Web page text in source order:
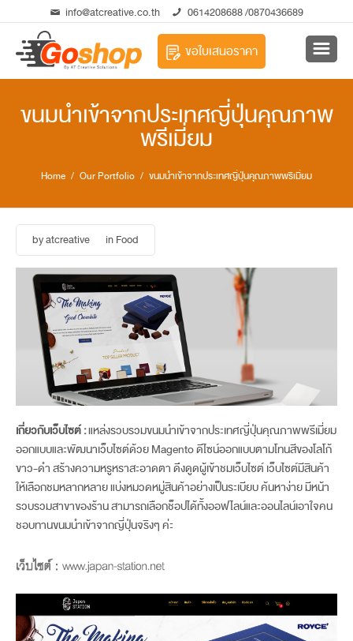
info@atcreative.co.th 0614208688/0870436689
ขอใบเสนอราคา
ขนมนำเข้าจากประเทศญี่ปุ่นคุณภาพ
พรีเมี่ยม
Home / Our Portfolio / ขนมนำเข้าจากประเทศญี่ปุ่นคุณภาพพรีเมี่ยม
byatcreative inFood
เกี่ยวกับเว็บไซต์ :แหล่งรวบรวมขนมนำเข้าจากประเทศญี่ปุ่นคุณภาพพรีเมี่ยม
ออกแบบและพัฒนาเว็บไซต์ด้วย Magento ดีไซน์ออกแบบตามโทนสีของโลโก้
ขาว-ดำ สร้างความหรูหราสะอาดตา ดึงดูดผู้เข้าชมเว็บไซต์ เว็บไซต์มีสินค้า
ให้เลือกชมหลากหลาย แบ่งหมวดหมู่สินค้าอย่างเป็นระเบียบ ค้นหาง่าย มีหน้า
รวบรวมสาขาของร้าน สามารถเลือกช็อปได้ทั้งออฟไลน์และออนไลน์เอาใจคน
ชอบทานขนมนำเข้าจากญี่ปุ่นจริงๆ ค่ะ